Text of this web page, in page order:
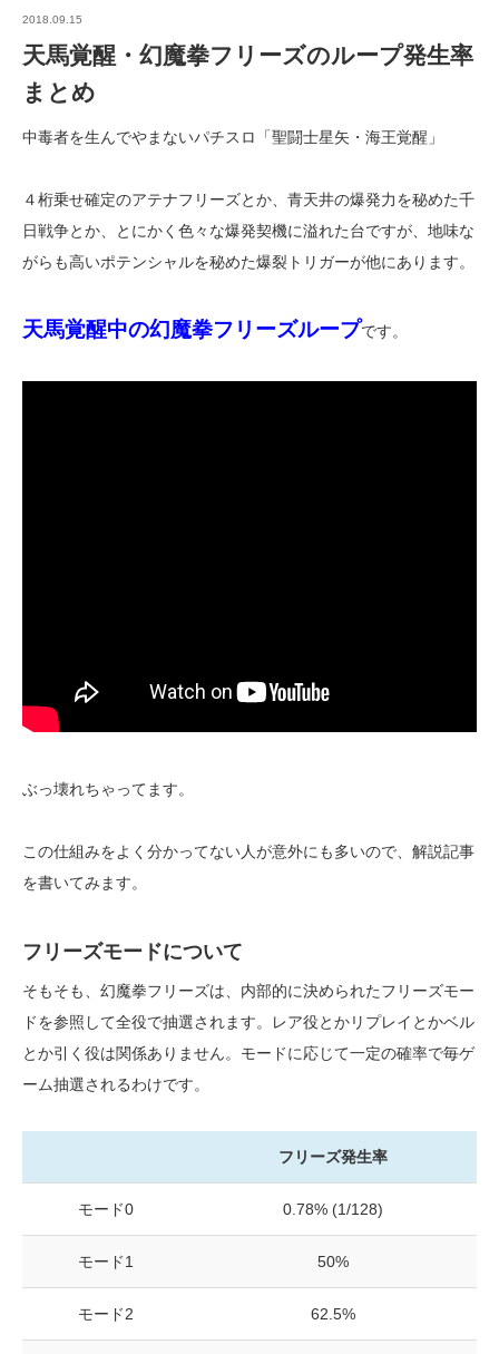
2018.09.15
天馬覚醒・幻魔拳フリーズのループ発生率
まとめ
中毒者を生んでやまないパチスロ「聖闘士星矢・海王覚醒」
４桁乗せ確定のアテナフリーズとか、青天井の爆発力を秘めた千
日戦争とか、とにかく色々な爆発契機に溢れた台ですが、地味な
がらも高いポテンシャルを秘めた爆裂トリガーが他にあります。
天馬覚醒中の幻魔拳フリーズループです。
ぶっ壊れちゃってます。
この仕組みをよく分かってない人が意外にも多いので、解説記事
を書いてみます。
フリーズモードについて
そもそも、幻魔拳フリーズは、内部的に決められたフリーズモー
ドを参照して全役で抽選されます。レア役とかリプレイとかベル
とか引く役は関係ありません。モードに応じて一定の確率で毎ゲ
ーム抽選されるわけです。
フリーズ発生率
モード0 0.78% (1/128)
モード1 50%
モード2 62.5%